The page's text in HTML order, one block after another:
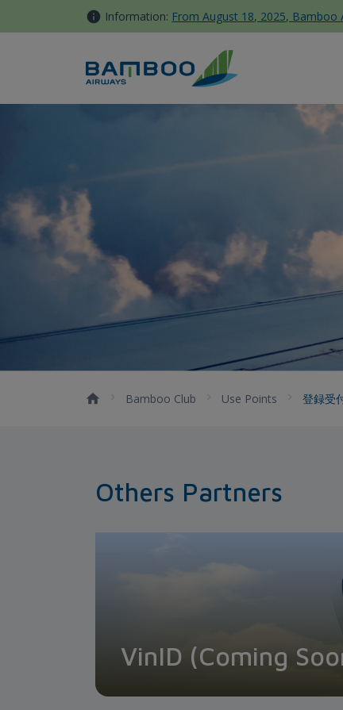
内容へスキップ Information: From August 18, 2025,
登録受付チャンネル -
Bamboo Club Use Points 登録受
Others Partners
VinID (Coming